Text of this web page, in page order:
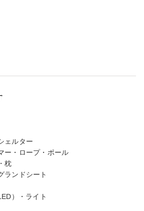
ェルター
ー・ロープ・ポール
枕
ランドシート
）・ライト